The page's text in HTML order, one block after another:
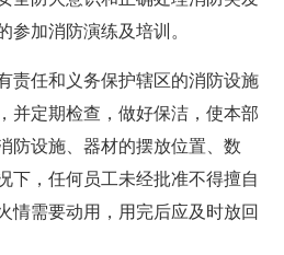
参加消防演练及培训。
责任和义务保护辖区的消防设施
并定期检查，做好保洁，使本部
防设施、器材的摆放位置、数
下，任何员工未经批准不得擅自
情需要动用，用完后应及时放回